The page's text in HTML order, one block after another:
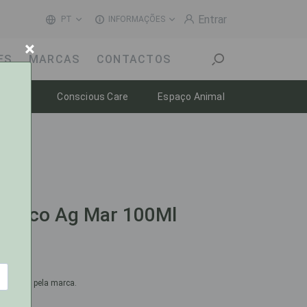
PT INFORMAÇÕES Entrar
MARCAS CONTACTOS
Toggle dropdown
Conscious Care Toggle dropdown
Espaço Animal Toggle
Ag Mar 100Ml
pela marca.
×